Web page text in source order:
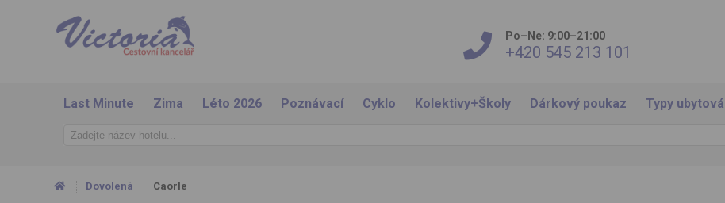
Po–Ne: 9:00–21:00
+420 545 213 101
Last Minute Zima Léto 2026 Poznávací Cyklo Kolektivy+Školy Dárkový poukaz Typy
Dovolená Caorle